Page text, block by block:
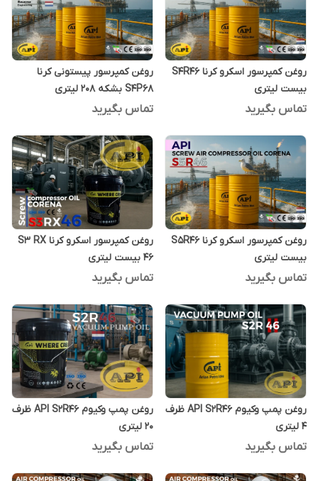
روغن کمپرسور اسکرو کرنا S4R46
بیست لیتری
تماس بگیرید
روغن کمپرسور پیستونی کرنا
S4P68 بشکه 208 لیتری
تماس بگیرید
روغن کمپرسور اسکرو کرنا S5R46
بیست لیتری
تماس بگیرید
روغن کمپرسور اسکرو کرنا S3 RX
46 بیست لیتری
تماس بگیرید
روغن پمپ وکیوم API S2R46 ظرف
4 لیتری
تماس بگیرید
روغن پمپ وکیوم API S2R46 ظرف
20 لیتری
تماس بگیرید